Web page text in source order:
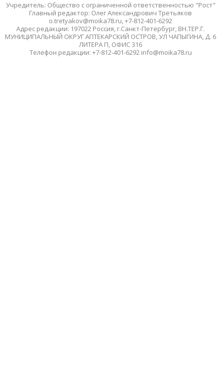
Учредитель: Общество с ограниченной ответственностью "Рост"
Главный редактор: Олег Александрович Третьяков
o.tretyakov@moika78.ru, +7-812-401-6292
Адрес редакции: 197022 Россия, г.Санкт-Петербург, ВН.ТЕР.Г.
МУНИЦИПАЛЬНЫЙ ОКРУГ АПТЕКАРСКИЙ ОСТРОВ, УЛ ЧАПЫГИНА, Д. 6
ЛИТЕРА П, ОФИС 316
Телефон редакции: +7-812-401-6292 info@moika78.ru